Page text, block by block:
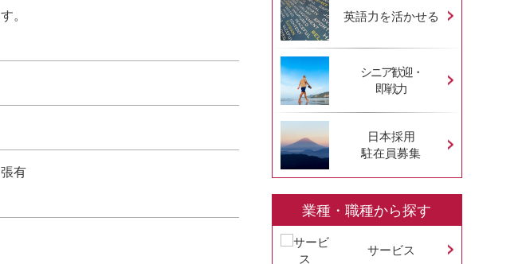
。
有
英語力を活かせる
シニア歓迎・
即戦力
日本採用
駐在員募集
業種・職種から探す
サービス